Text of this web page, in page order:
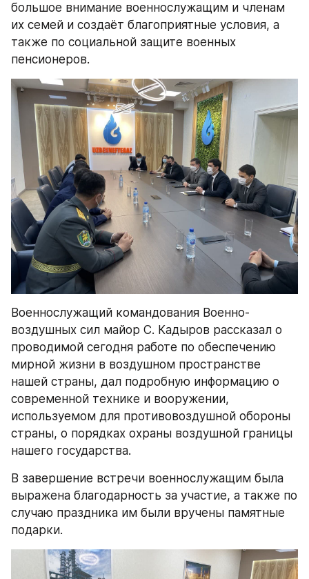
большое внимание военнослужащим и членам
их семей и создаёт благоприятные условия, а
также по социальной защите военных
пенсионеров.
Военнослужащий командования Военно-
воздушных сил майор С. Кадыров рассказал о
проводимой сегодня работе по обеспечению
мирной жизни в воздушном пространстве
нашей страны, дал подробную информацию о
современной технике и вооружении,
используемом для противовоздушной обороны
страны, о порядках охраны воздушной границы
нашего государства.
В завершение встречи военнослужащим была
выражена благодарность за участие, а также по
случаю праздника им были вручены памятные
подарки.